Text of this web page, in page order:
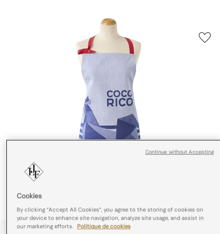
Cookies
By clicking “Accept All Cookies”, you agree to the storing of cookies on
your device to enhance site navigation, analyze site usage, and assist in
our marketing efforts. Politique de cookies
Continue without Accepting